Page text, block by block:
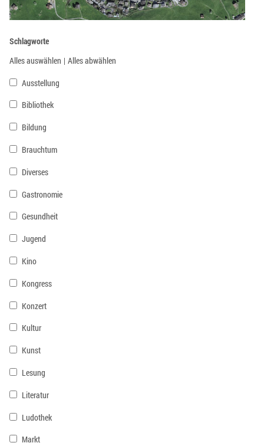
Schlagworte
Alles auswählen | Alles abwählen
Ausstellung
Bibliothek
Bildung
Brauchtum
Diverses
Gastronomie
Gesundheit
Jugend
Kino
Kongress
Konzert
Kultur
Kunst
Lesung
Literatur
Ludothek
Markt